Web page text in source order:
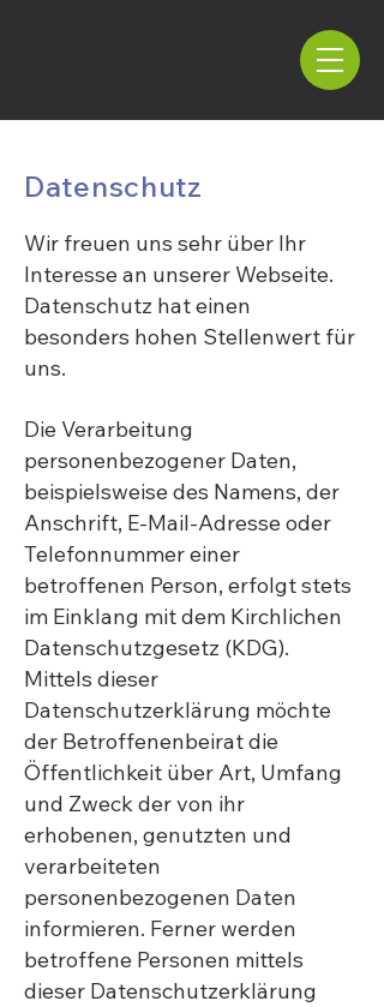
Datenschutz
Wir freuen uns sehr über Ihr
Interesse an unserer Webseite.
Datenschutz hat einen
besonders hohen Stellenwert für
uns.
Die Verarbeitung
personenbezogener Daten,
beispielsweise des Namens, der
Anschrift, E-Mail-Adresse oder
Telefonnummer einer
betroffenen Person, erfolgt stets
im Einklang mit dem Kirchlichen
Datenschutzgesetz (KDG).
Mittels dieser
Datenschutzerklärung möchte
der Betroffenenbeirat die
Öffentlichkeit über Art, Umfang
und Zweck der von ihr
erhobenen, genutzten und
verarbeiteten
personenbezogenen Daten
informieren. Ferner werden
betroffene Personen mittels
dieser Datenschutzerklärung